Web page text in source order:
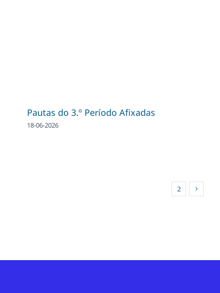
Pautas do 3.º Período Afixadas
18-06-2026
2